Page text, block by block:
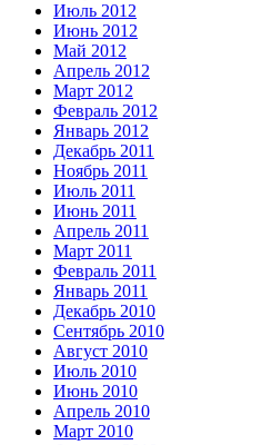
Июль 2012
Июнь 2012
Май 2012
Апрель 2012
Март 2012
Февраль 2012
Январь 2012
Декабрь 2011
Ноябрь 2011
Июль 2011
Июнь 2011
Апрель 2011
Март 2011
Февраль 2011
Январь 2011
Декабрь 2010
Сентябрь 2010
Август 2010
Июль 2010
Июнь 2010
Апрель 2010
Март 2010